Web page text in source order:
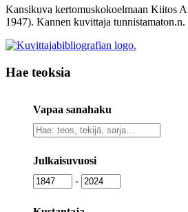
Kansikuva kertomuskokoelmaan Kiitos
1947). Kannen kuvittaja tunnistamaton.n.
Hae teoksia
Vapaa sanahaku
Vapaa
sanahaku
Julkaisuvuosi
Julkaisuvuosi
- Julkaisuvuosi